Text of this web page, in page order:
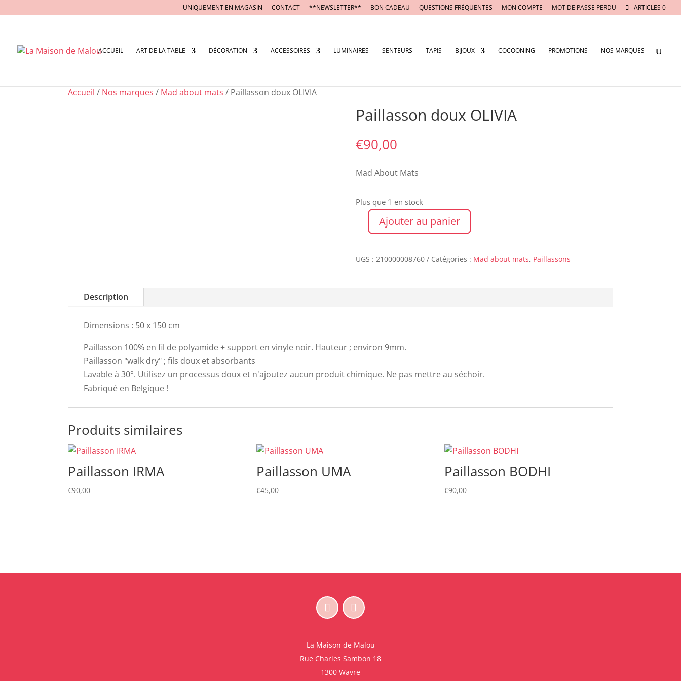
UNIQUEMENT EN MAGASIN CONTACT **NEWSLETTER** BON CADEAU QUESTIONS FRÉQUENTES MON COMPTE MOT DE PASSE PERDU ARTICLES 0
ACCUEIL ART DE LA TABLE DÉCORATION ACCESSOIRES LUMINAIRES SENTEURS TAPIS BIJOUX COCOONING PROMOTIONS NOS MARQUES
Accueil / Nos marques / Mad about mats / Paillasson doux OLIVIA
Paillasson doux OLIVIA
€90,00
Mad About Mats
Plus que 1 en stock
quantité
Paillasson
Ajouter au panier
UGS : 210000008760 Catégories : Mad about mats, Paillassons
Description
Dimensions : 50 x 150 cm
Paillasson 100% en fil de polyamide + support en vinyle noir. Hauteur ; environ 9mm.
Paillasson "walk dry" ; fils doux et absorbants
Lavable à 30°. Utilisez un processus doux et n'ajoutez aucun produit chimique. Ne pas mettre au séchoir.
Fabriqué en Belgique !
Produits similaires
Paillasson IRMA
€90,00
Paillasson UMA
€45,00
Paillasson BODHI
€90,00
La Maison de Malou
Rue Charles Sambon 18
1300 Wavre